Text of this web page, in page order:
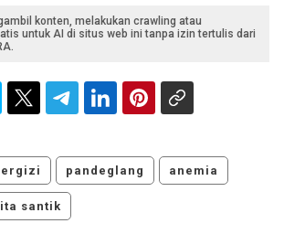
konten, melakukan crawling atau
untuk AI di situs web ini tanpa izin tertulis dari
pandeglang anemia
santik